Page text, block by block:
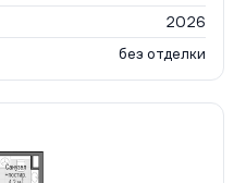
2026
без отделки